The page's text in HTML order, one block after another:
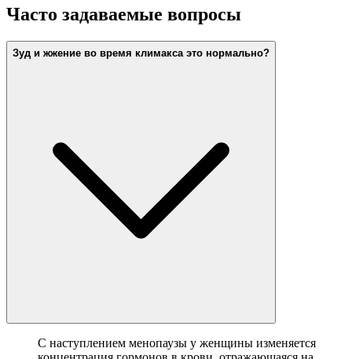
Часто задаваемые вопросы
Зуд и жжение во время климакса это нормально?
С наступлением менопаузы у женщины изменяется